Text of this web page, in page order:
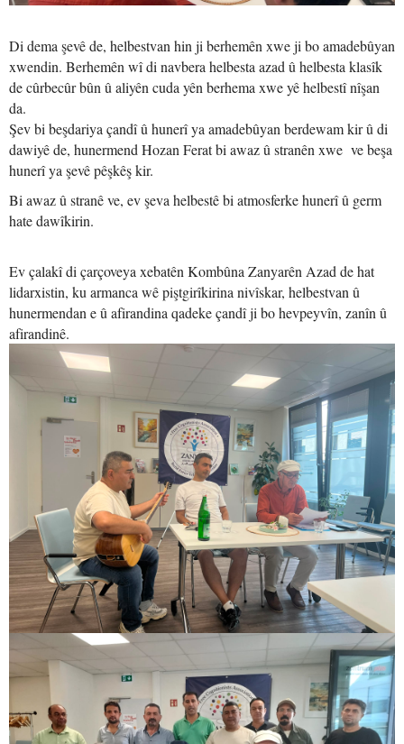
Di dema şevê de, helbestvan hin ji berhemên xwe ji bo amadebûyan
xwendin. Berhemên wî di navbera helbesta azad û helbesta klasîk
de cûrbecûr bûn û aliyên cuda yên berhema xwe yê helbestî nîşan
da.
Şev bi beşdariya çandî û hunerî ya amadebûyan berdewam kir û di
dawiyê de, hunermend Hozan Ferat bi awaz û stranên xwe ve beşa
hunerî ya şevê pêşkêş kir.
Bi awaz û stranê ve, ev şeva helbestê bi atmosferke hunerî û germ
hate dawîkirin.
Ev çalakî di çarçoveya xebatên Kombûna Zanyarên Azad de hat
lidarxistin, ku armanca wê piştgirîkirina nivîskar, helbestvan û
hunermendan e û afirandina qadeke çandî ji bo hevpeyvîn, zanîn û
afirandinê.